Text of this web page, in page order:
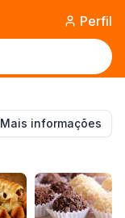
Perfil
Mais informações